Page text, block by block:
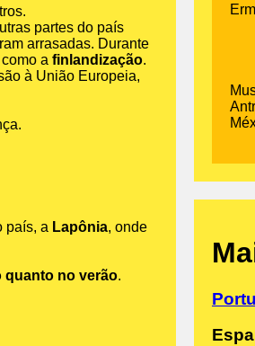
partes do país
arrasadas. Durante
a finlandização.
à União Europeia,
país, a Lapônia, onde
quanto no verão.